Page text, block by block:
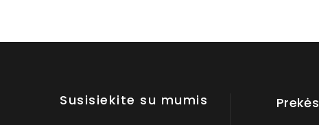
Susisiekite su mumis Prekės